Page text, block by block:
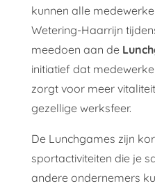
kunnen alle
Wetering-Haarrijn
meedoen aan de
initiatief dat
zorgt voor meer
gezellige werksfeer.
De Lunchgames zijn
sportactiviteiten die je
andere ondernemers